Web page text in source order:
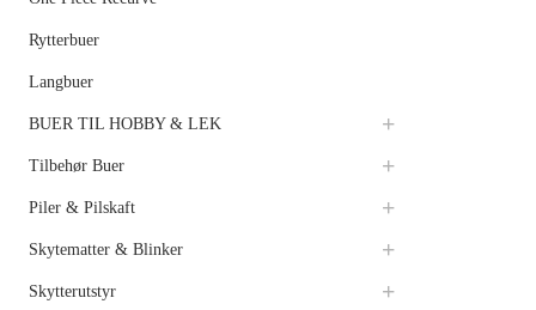
Rytterbuer
Langbuer
BUER TIL HOBBY & LEK
Tilbehør Buer
Piler & Pilskaft
Skytematter & Blinker
Skytterutstyr